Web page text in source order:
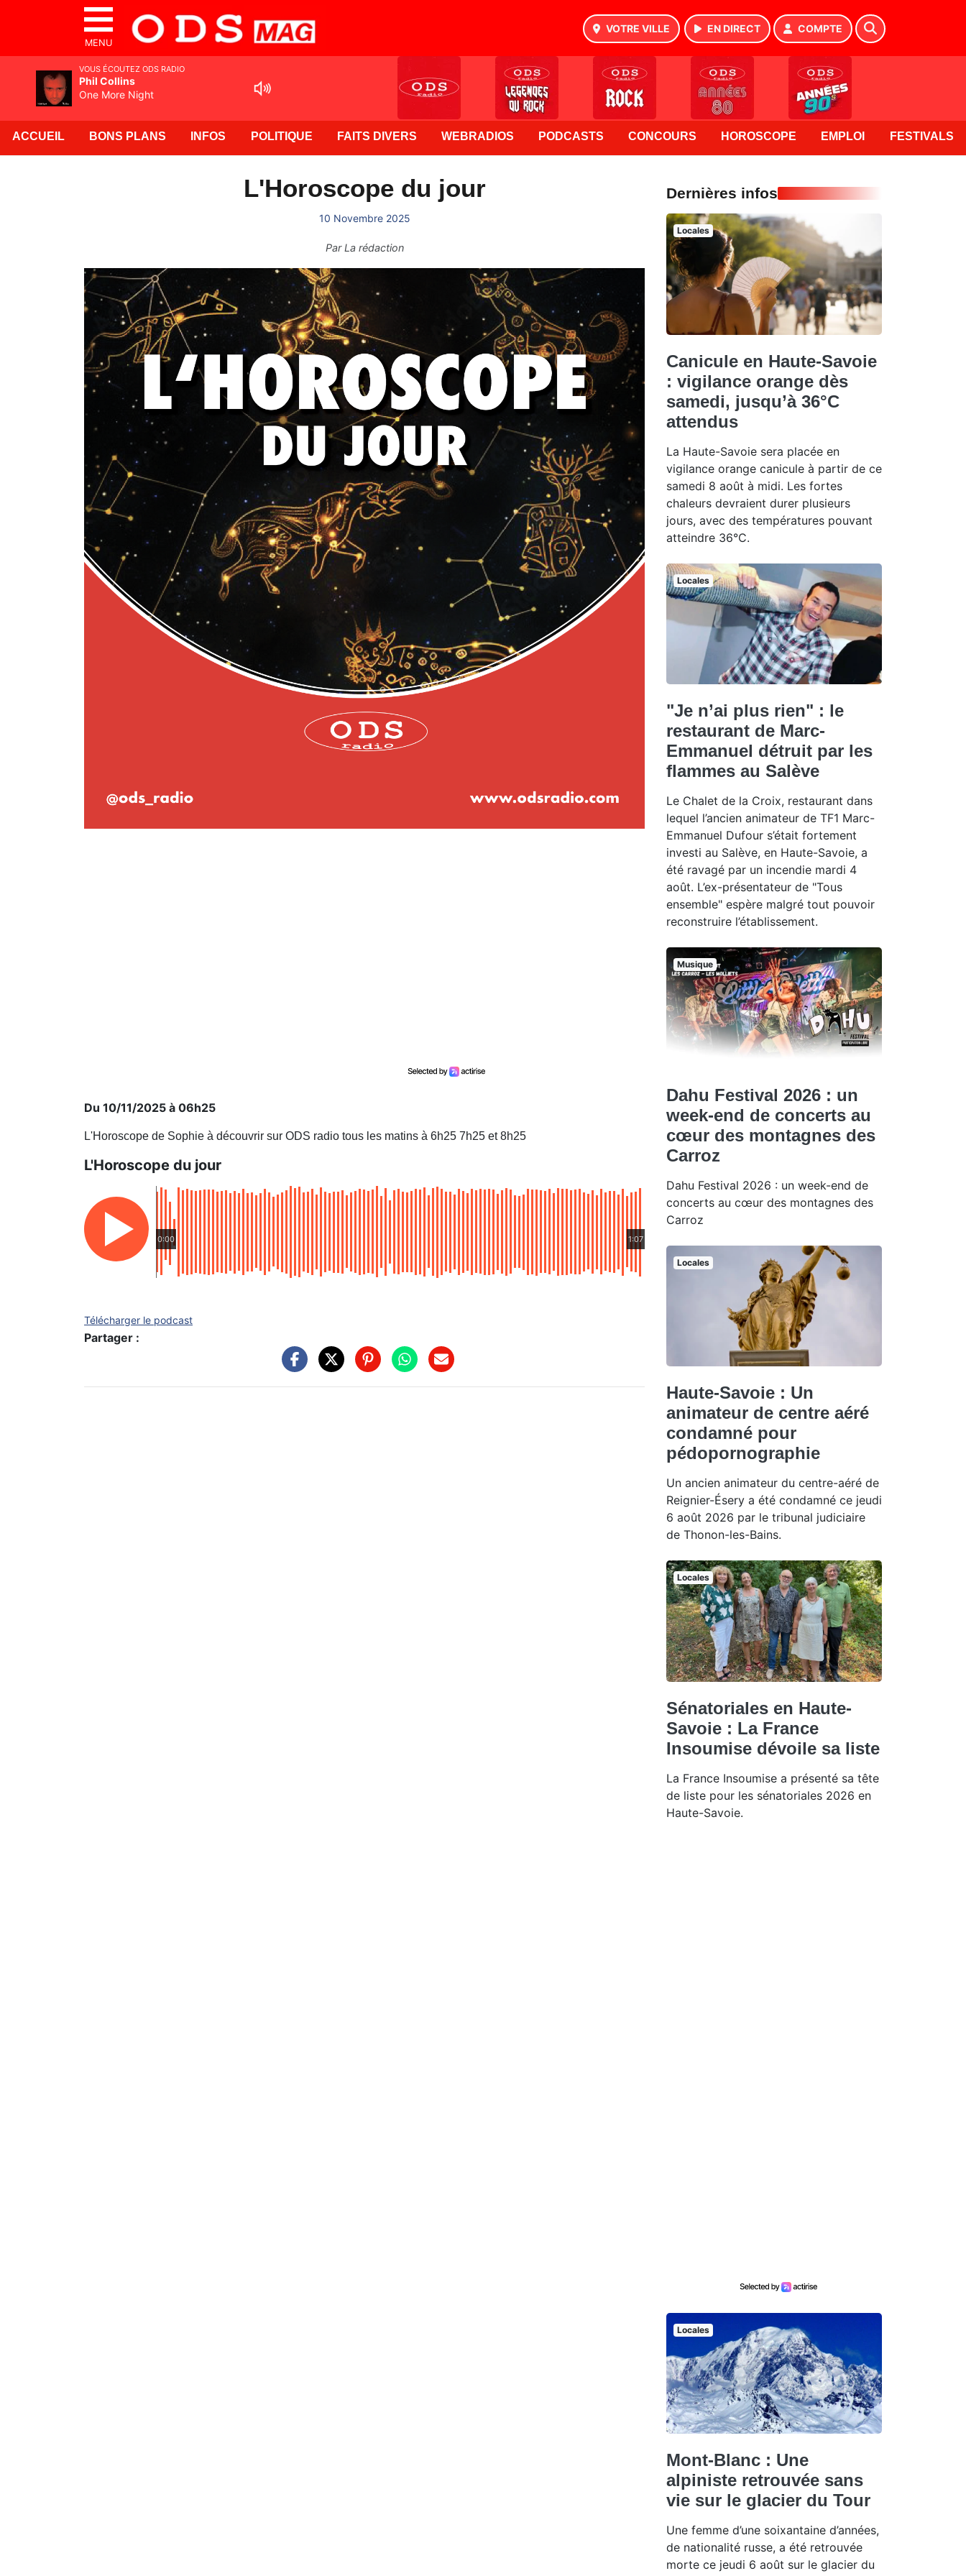
MENU
VOTRE VILLE EN DIRECT COMPTE
ACCUEIL BONS PLANS INFOS POLITIQUE FAITS DIVERS WEBRADIOS PODCASTS CONCOURS HOROSCOPE EMPLOI FESTIVALS
L'Horoscope du jour
10 Novembre 2025
ParLa rédaction
Du 10/11/2025 à 06h25
L'Horoscope de Sophie à découvrir sur ODS radio tous les matins à 6h25 7h25 et 8h25
L'Horoscope du jour
0:00 1:07
Télécharger le podcast
Partager :
Dernières infos
Locales
Canicule en Haute-Savoie
: vigilance orange dès
samedi, jusqu’à 36°C
attendus
La Haute-Savoie sera placée en
vigilance orange canicule à partir de ce
samedi 8 août à midi. Les fortes
chaleurs devraient durer plusieurs
jours, avec des températures pouvant
atteindre 36°C.
Locales
"Je n’ai plus rien" : le
restaurant de Marc-
Emmanuel détruit par les
flammes au Salève
Le Chalet de la Croix, restaurant dans
lequel l’ancien animateur de TF1 Marc-
Emmanuel Dufour s’était fortement
investi au Salève, en Haute-Savoie, a
été ravagé par un incendie mardi 4
août. L’ex-présentateur de "Tous
ensemble" espère malgré tout pouvoir
reconstruire l’établissement.
Musique
Dahu Festival 2026 : un
week-end de concerts au
cœur des montagnes des
Carroz
Dahu Festival 2026 : un week-end de
concerts au cœur des montagnes des
Carroz
Locales
Haute-Savoie : Un
animateur de centre aéré
condamné pour
pédopornographie
Un ancien animateur du centre-aéré de
Reignier-Ésery a été condamné ce jeudi
6 août 2026 par le tribunal judiciaire
de Thonon-les-Bains.
Locales
Sénatoriales en Haute-
Savoie : La France
Insoumise dévoile sa liste
La France Insoumise a présenté sa tête
de liste pour les sénatoriales 2026 en
Haute-Savoie.
Locales
Mont-Blanc : Une
alpiniste retrouvée sans
vie sur le glacier du Tour
Une femme d’une soixantaine d’années,
de nationalité russe, a été retrouvée
morte ce jeudi 6 août sur le glacier du
VOUS ÉCOUTEZ ODS RADIO
Phil Collins
One More Night